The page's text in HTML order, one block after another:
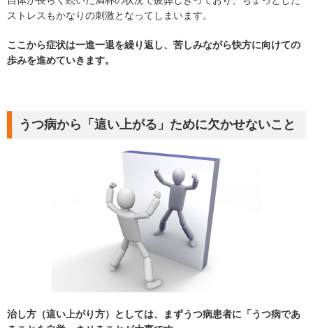
ストレスもかなりの刺激となってしまいます。
ここから症状は一進一退を繰り返し、苦しみながら快方に向けての
歩みを進めていきます。
うつ病から「這い上がる」ために欠かせないこと
治し方（這い上がり方）としては、まずうつ病患者に「うつ病であ